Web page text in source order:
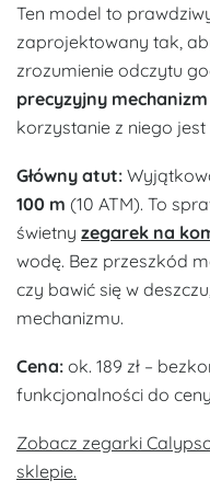
Ten model to
zaprojektowany tak,
zrozumienie odczytu
precyzyjny mechanizm
korzystanie z niego
Główny atut:
100 m (10 ATM). To
świetny zegarek na
wodę. Bez przeszkód
czy bawić się w
mechanizmu.
Cena: ok. 189 zł –
funkcjonalności do
Zobacz zegarki
sklepie.